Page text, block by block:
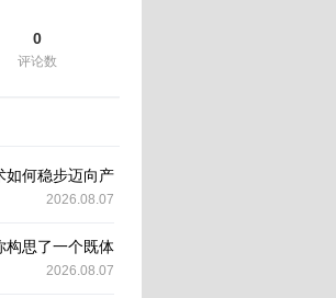
0
评论数
何稳步迈向产业化新纪元
2026.08.07
思了一个既体现新闻性又具有深度的标题，并
2026.08.07